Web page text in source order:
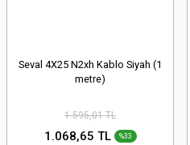
Seval 4X25 N2xh Kablo Siyah (1
metre)
1.595,01 TL
1.068,65 TL %33